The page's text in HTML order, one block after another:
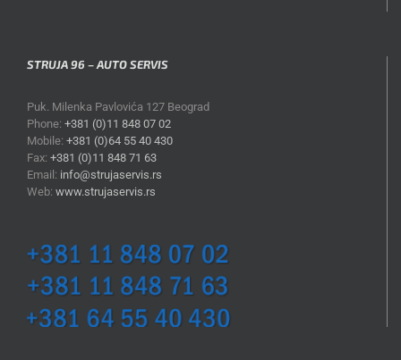
STRUJA 96 – AUTO SERVIS
Puk. Milenka Pavlovića 127 Beograd
Phone: +381 (0)11 848 07 02
Mobile: +381 (0)64 55 40 430
Fax: +381 (0)11 848 71 63
Email: info@strujaservis.rs
Web: www.strujaservis.rs